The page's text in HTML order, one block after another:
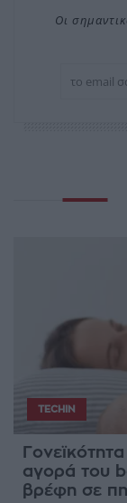
Οι
TECHIN
αγορά του
βρέφη σε